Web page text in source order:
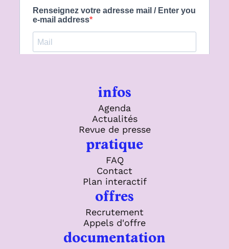
infos
Agenda
Actualités
Revue de presse
pratique
FAQ
Contact
Plan interactif
offres
Recrutement
Appels d'offre
documentation